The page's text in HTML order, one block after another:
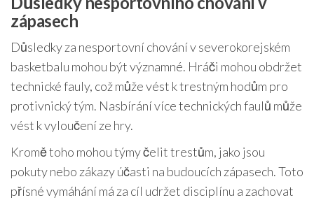
zápasech
Důsledky za nesportovní chování v severokorejském
basketbalu mohou být významné. Hráči mohou obdržet
technické fauly, což může vést k trestným hodům pro
protivnický tým. Nasbírání více technických faulů může
vést k vyloučení ze hry.
Kromě toho mohou týmy čelit trestům, jako jsou
pokuty nebo zákazy účasti na budoucích zápasech. Toto
přísné vymáhání má za cíl udržet disciplínu a zachovat